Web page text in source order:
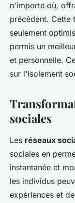
n'importe où,
précédent. Cette
seulement
permis un
et personnelle.
sur l'isolement
sociales
Les réseaux
sociales en
instantanée et
les individus
expériences et